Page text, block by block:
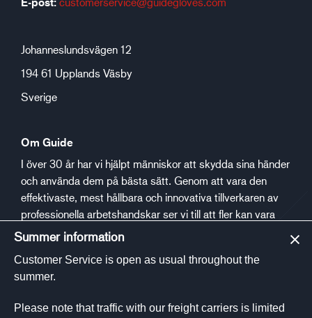
Johanneslundsvägen 12
194 61 Upplands Väsby
Sverige
Om Guide
I över 30 år har vi hjälpt människor att skydda sina händer
och använda dem på bästa sätt. Genom att vara den
effektivaste, mest hållbara och innovativa tillverkaren av
professionella arbetshandskar ser vi till att fler kan vara
säkra och trygga på jobbet.
Social media
Summer information
Customer Service is open as usual throughout the
summer.
Please note that traffic with our freight carriers is limited